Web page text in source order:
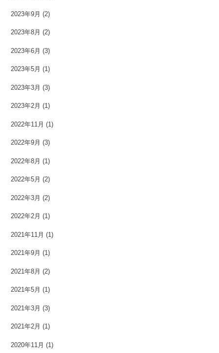
2023年9月 (2)
2023年8月 (2)
2023年6月 (3)
2023年5月 (1)
2023年3月 (3)
2023年2月 (1)
2022年11月 (1)
2022年9月 (3)
2022年8月 (1)
2022年5月 (2)
2022年3月 (2)
2022年2月 (1)
2021年11月 (1)
2021年9月 (1)
2021年8月 (2)
2021年5月 (1)
2021年3月 (3)
2021年2月 (1)
2020年11月 (1)